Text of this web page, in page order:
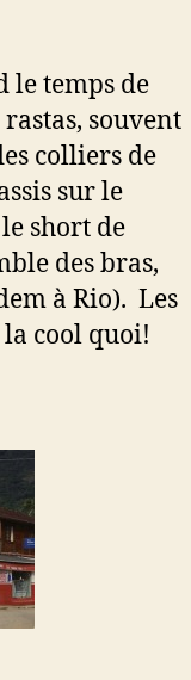
le temps de
souvent
colliers de
sur le
short de
des bras,
à Rio). Les
cool quoi!